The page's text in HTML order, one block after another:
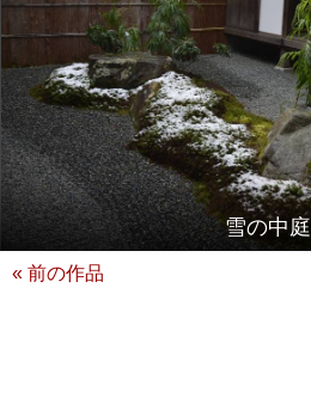
雪の中庭
« 前の作品